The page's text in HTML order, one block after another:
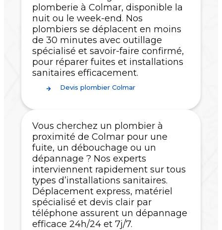
plomberie à Colmar, disponible la
nuit ou le week-end. Nos
plombiers se déplacent en moins
de 30 minutes avec outillage
spécialisé et savoir-faire confirmé,
pour réparer fuites et installations
sanitaires efficacement.
Devis plombier Colmar
Vous cherchez un plombier à
proximité de Colmar pour une
fuite, un débouchage ou un
dépannage ? Nos experts
interviennent rapidement sur tous
types d’installations sanitaires.
Déplacement express, matériel
spécialisé et devis clair par
téléphone assurent un dépannage
efficace 24h/24 et 7j/7.